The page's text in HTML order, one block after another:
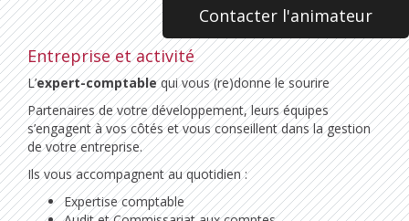
Contacter l'animateur
Entreprise et activité
L’expert-comptablequi vous (re)donne le sourire
Partenaires de votre développement, leurs équipes
s’engagent à vos côtés et vous conseillent dans la gestion
de votre entreprise.
Ils vous accompagnent au quotidien :
Expertise comptable